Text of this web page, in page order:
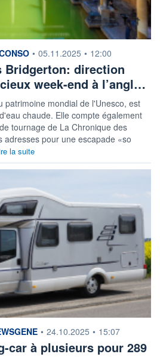
• 05.11.2025 • 12:00
Bridgerton: direction
week-end à l’angl…
patrimoine mondial de l'Unesco, est
chaude. Elle compte également
tournage de La Chronique des
adresses pour une escapade «so
la suite
• 24.10.2025 • 15:07
car à plusieurs pour 289